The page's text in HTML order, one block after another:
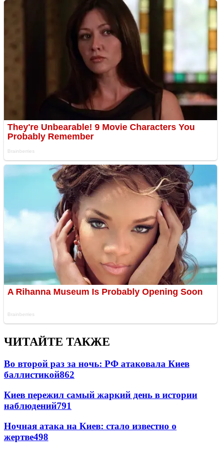
ЧИТАЙТЕ ТАКЖЕ
Во второй раз за ночь: РФ атаковала Киев
баллистикой862
Киев пережил самый жаркий день в истории
наблюдений791
Ночная атака на Киев: стало известно о
жертве498